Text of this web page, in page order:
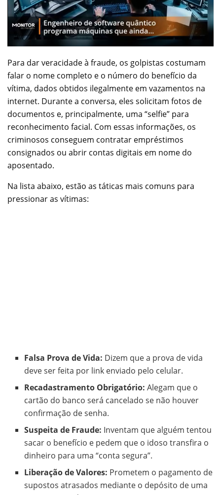
Para dar veracidade à fraude, os golpistas costumam
falar o nome completo e o número do benefício da
vítima, dados obtidos ilegalmente em vazamentos na
internet. Durante a conversa, eles solicitam fotos de
documentos e, principalmente, uma “selfie” para
reconhecimento facial. Com essas informações, os
criminosos conseguem contratar empréstimos
consignados ou abrir contas digitais em nome do
aposentado.
Na lista abaixo, estão as táticas mais comuns para
pressionar as vítimas:
Falsa Prova de Vida: Dizem que a prova de vida
deve ser feita por link enviado pelo celular.
Recadastramento Obrigatório: Alegam que o
cartão do banco será cancelado se não houver
confirmação de senha.
Suspeita de Fraude: Inventam que alguém tentou
sacar o benefício e pedem que o idoso transfira o
dinheiro para uma “conta segura”.
Liberação de Valores: Prometem o pagamento de
supostos atrasados mediante o depósito de uma